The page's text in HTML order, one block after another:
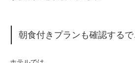
朝食付きプランも確認するで